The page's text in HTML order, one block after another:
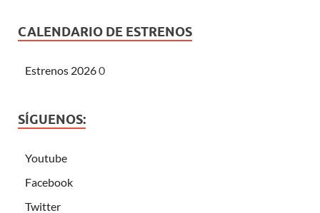
CALENDARIO DE ESTRENOS
Estrenos 20260
SÍGUENOS:
Youtube
Facebook
Twitter